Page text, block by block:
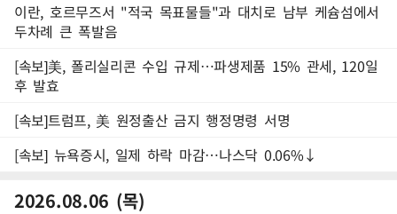
이란, 호르무즈서 "적국 목표물들"과 대치로 남부 케슘섬에서
두차례 큰 폭발음
[속보]美, 폴리실리콘 수입 규제…파생제품 15% 관세, 120일
후 발효
[속보]트럼프, 美 원정출산 금지 행정명령 서명
[속보] 뉴욕증시, 일제 하락 마감…나스닥 0.06%↓
2026.08.06 (목)